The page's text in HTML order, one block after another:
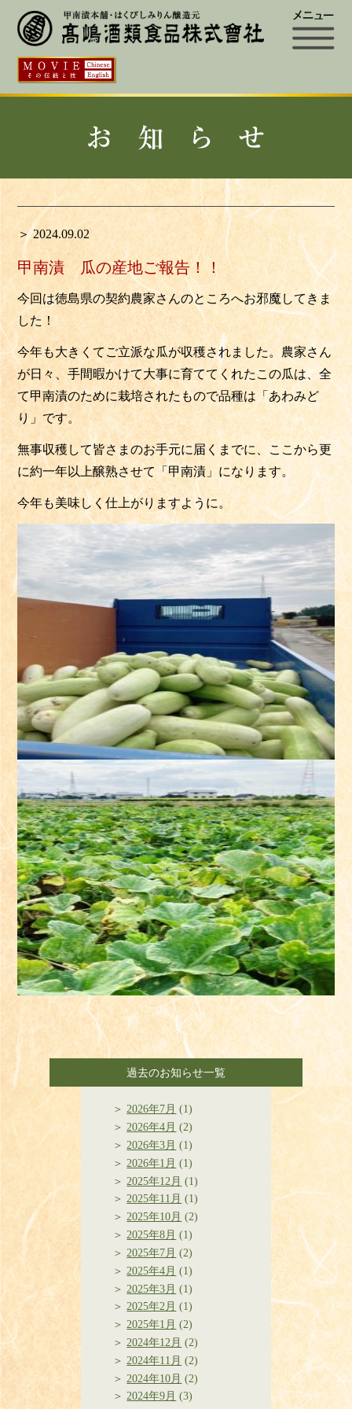
＞ 2024.09.02
甲南漬 瓜の産地ご報告！！
今回は徳島県の契約農家さんのところへお邪魔してきま
した！
今年も大きくてご立派な瓜が収穫されました。農家さん
が日々、手間暇かけて大事に育ててくれたこの瓜は、全
て甲南漬のために栽培されたもので品種は「あわみど
り」です。
無事収穫して皆さまのお手元に届くまでに、ここから更
に約一年以上醸熟させて「甲南漬」になります。
今年も美味しく仕上がりますように。
過去のお知らせ一覧
2026年7月 (1)
2026年4月 (2)
2026年3月 (1)
2026年1月 (1)
2025年12月 (1)
2025年11月 (1)
2025年10月 (2)
2025年8月 (1)
2025年7月 (2)
2025年4月 (1)
2025年3月 (1)
2025年2月 (1)
2025年1月 (2)
2024年12月 (2)
2024年11月 (2)
2024年10月 (2)
2024年9月 (3)